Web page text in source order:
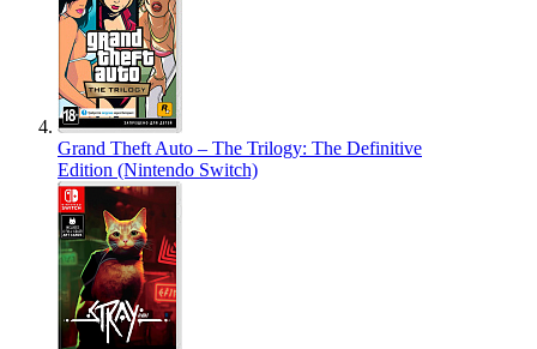
Grand Theft Auto – The Trilogy: The Definitive
Edition (Nintendo Switch)